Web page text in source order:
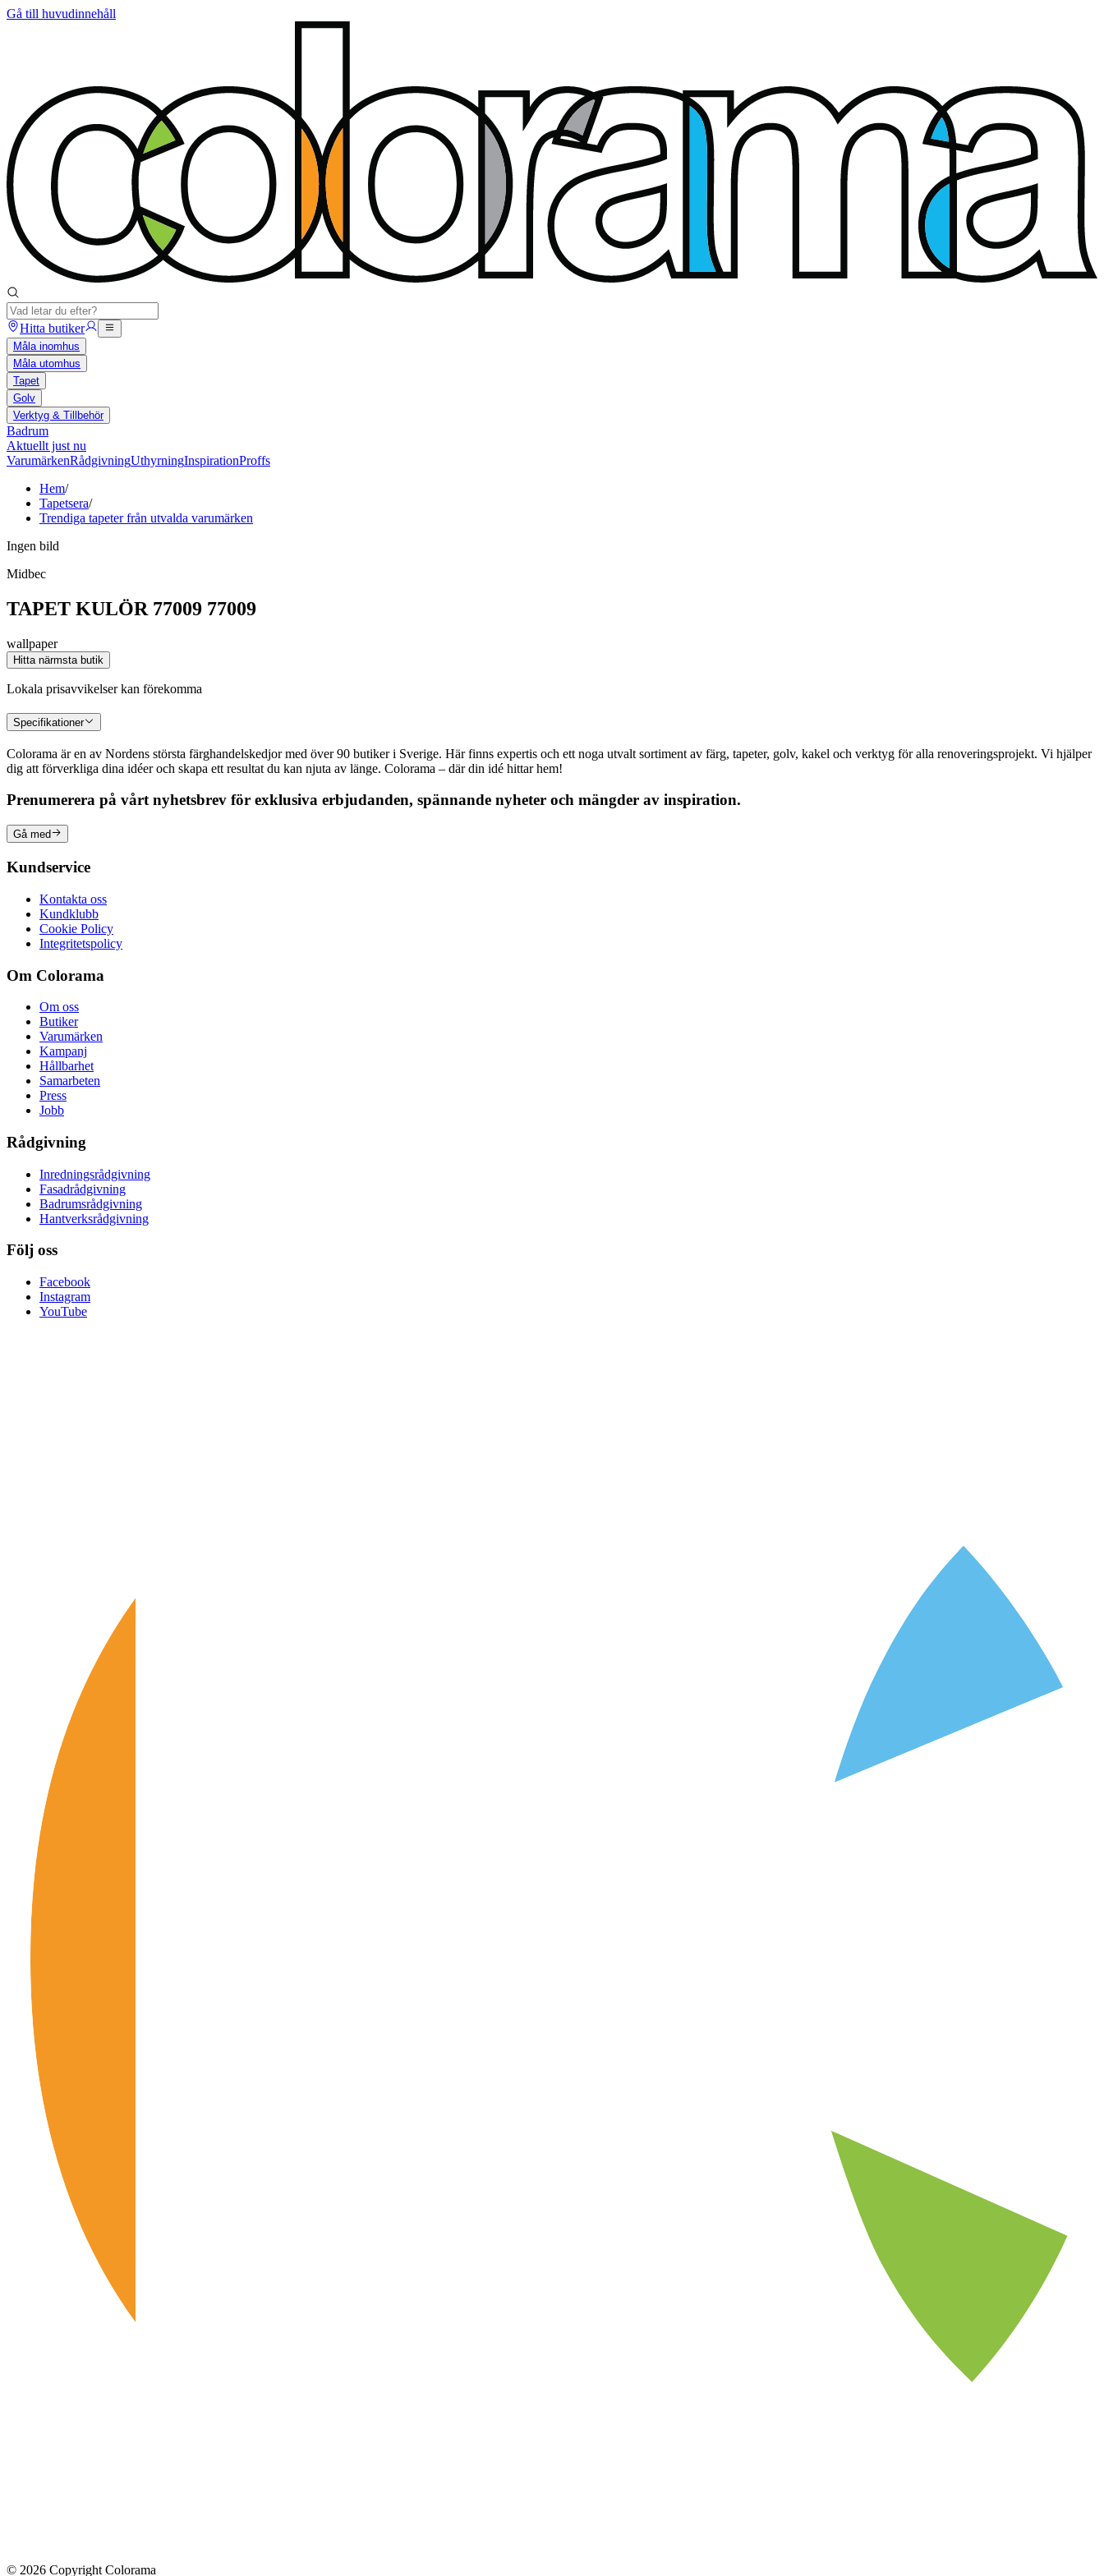
Gå till huvudinnehåll
Hitta butiker
Måla inomhus
Måla utomhus
Tapet
Golv
Verktyg & Tillbehör
Badrum
Aktuellt just nu
VarumärkenRådgivningUthyrningInspirationProffs
Hem/
Tapetsera/
Trendiga tapeter från utvalda varumärken
Ingen bild
Midbec
TAPET KULÖR 77009 77009
wallpaper
Hitta närmsta butik
Lokala prisavvikelser kan förekomma
Specifikationer
Colorama är en av Nordens största färghandelskedjor med över 90 butiker i Sverige. Här finns expertis och ett noga utvalt sortiment av färg, tapeter, golv, kakel och verktyg för alla renoveringsprojekt. Vi hjälper
dig att förverkliga dina idéer och skapa ett resultat du kan njuta av länge. Colorama – där din idé hittar hem!
Prenumerera på vårt nyhetsbrev för exklusiva erbjudanden, spännande nyheter och mängder av inspiration.
Gå med
Kundservice
Kontakta oss
Kundklubb
Cookie Policy
Integritetspolicy
Om Colorama
Om oss
Butiker
Varumärken
Kampanj
Hållbarhet
Samarbeten
Press
Jobb
Rådgivning
Inredningsrådgivning
Fasadrådgivning
Badrumsrådgivning
Hantverksrådgivning
Följ oss
Facebook
Instagram
YouTube
© 2026 Copyright Colorama